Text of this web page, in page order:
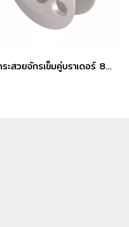
กระสวยจักรเข็มคู่บราเดอร์ 845, 515